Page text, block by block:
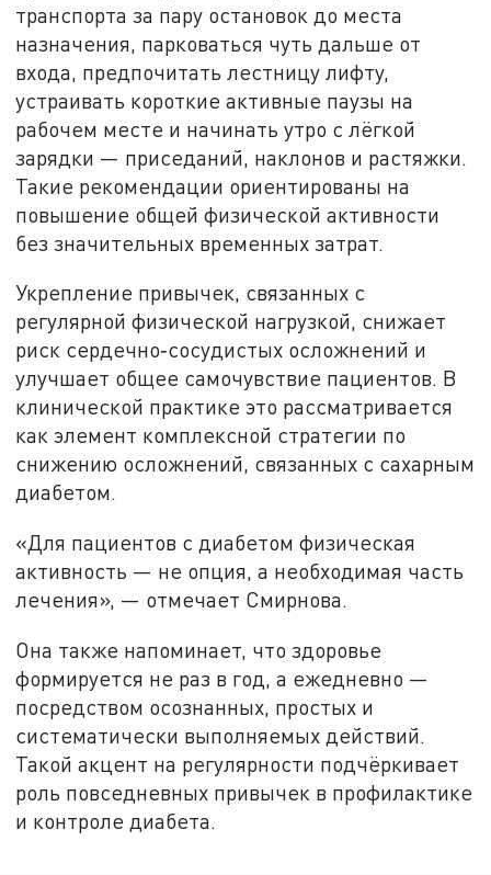
транспорта за пару остановок до места
назначения, парковаться чуть дальше от
входа, предпочитать лестницу лифту,
устраивать короткие активные паузы на
рабочем месте и начинать утро с лёгкой
зарядки — приседаний, наклонов и растяжки.
Такие рекомендации ориентированы на
повышение общей физической активности
без значительных временных затрат.
Укрепление привычек, связанных с
регулярной физической нагрузкой, снижает
риск сердечно‑сосудистых осложнений и
улучшает общее самочувствие пациентов. В
клинической практике это рассматривается
как элемент комплексной стратегии по
снижению осложнений, связанных с сахарным
диабетом.
«Для пациентов с диабетом физическая
активность — не опция, а необходимая часть
лечения», — отмечает Смирнова.
Она также напоминает, что здоровье
формируется не раз в год, а ежедневно —
посредством осознанных, простых и
систематически выполняемых действий.
Такой акцент на регулярности подчёркивает
роль повседневных привычек в профилактике
и контроле диабета.